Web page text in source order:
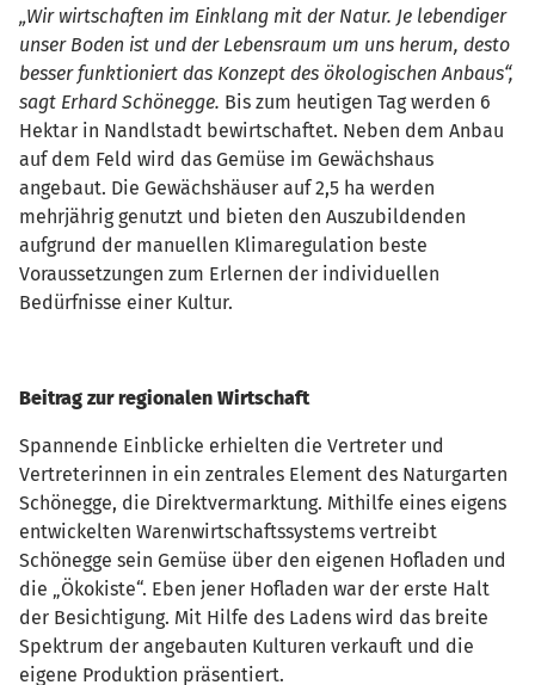
„Wir wirtschaften im Einklang mit der Natur. Je lebendiger
unser Boden ist und der Lebensraum um uns herum, desto
besser funktioniert das Konzept des ökologischen Anbaus“,
sagt Erhard Schönegge. Bis zum heutigen Tag werden 6
Hektar in Nandlstadt bewirtschaftet. Neben dem Anbau
auf dem Feld wird das Gemüse im Gewächshaus
angebaut. Die Gewächshäuser auf 2,5 ha werden
mehrjährig genutzt und bieten den Auszubildenden
aufgrund der manuellen Klimaregulation beste
Voraussetzungen zum Erlernen der individuellen
Bedürfnisse einer Kultur.
Beitrag zur regionalen Wirtschaft
Spannende Einblicke erhielten die Vertreter und
Vertreterinnen in ein zentrales Element des Naturgarten
Schönegge, die Direktvermarktung. Mithilfe eines eigens
entwickelten Warenwirtschaftssystems vertreibt
Schönegge sein Gemüse über den eigenen Hofladen und
die „Ökokiste“. Eben jener Hofladen war der erste Halt
der Besichtigung. Mit Hilfe des Ladens wird das breite
Spektrum der angebauten Kulturen verkauft und die
eigene Produktion präsentiert.